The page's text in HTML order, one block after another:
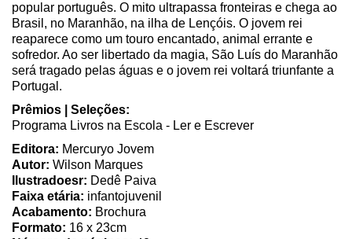
popular português. O mito ultrapassa fronteiras e chega ao
Brasil, no Maranhão, na ilha de Lençóis. O jovem rei
reaparece como um touro encantado, animal errante e
sofredor. Ao ser libertado da magia, São Luís do Maranhão
será tragado pelas águas e o jovem rei voltará triunfante a
Portugal.
Prêmios | Seleções:
Programa Livros na Escola - Ler e Escrever
Editora: Mercuryo Jovem
Autor: Wilson Marques
Ilustradoesr: Dedê Paiva
Faixa etária: infantojuvenil
Acabamento: Brochura
Formato: 16 x 23cm